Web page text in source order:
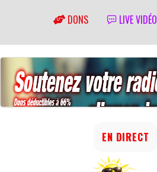
DONS LIVE VIDÉO
EN DIRECT